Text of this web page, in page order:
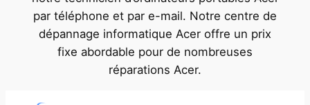
par téléphone et par e-mail. Notre centre de
dépannage informatique Acer offre un prix
fixe abordable pour de nombreuses
réparations Acer.